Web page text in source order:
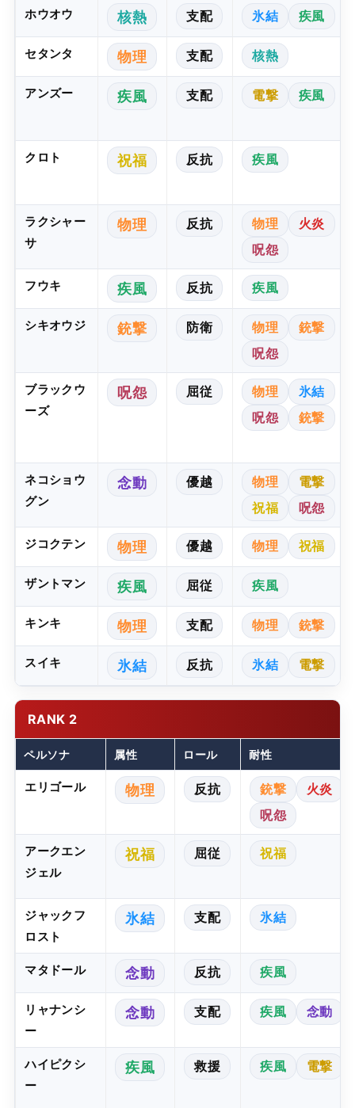
ホウオウ 核熱 支配 氷結 疾風
セタンタ 物理 支配 核熱
アンズー 疾風 支配 電撃 疾風
クロト 祝福 反抗 疾風
ラクシャー
サ
物理 反抗 物理
火炎
呪怨
フウキ 疾風 反抗 疾風
シキオウジ 銃撃 防衛 物理
銃撃
呪怨
ブラックウ
ーズ
呪怨 屈従 物理
氷結
呪怨
銃撃
ネコショウ
グン
念動 優越 物理
電撃
祝福
呪怨
ジコクテン 物理 優越 物理 祝福
ザントマン 疾風 屈従 疾風
キンキ 物理 支配 物理 銃撃
スイキ 氷結 反抗 氷結 電撃
RANK 2
ペルソナ 属性 ロール 耐性
エリゴール 物理 反抗 銃撃
火炎
呪怨
アークエン
ジェル
祝福 屈従 祝福
ジャックフ
ロスト
氷結 支配 氷結
マタドール 念動 反抗 疾風
リャナンシ
ー
念動 支配 疾風 念動
ハイピクシ
ー
疾風 救援 疾風 電撃